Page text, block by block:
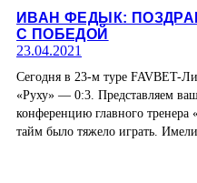
ИВАН ФЕДЫК:
С ПОБЕДОЙ
23.04.2021
Сегодня в 23-м туре FAVBET-
«Руху» — 0:3. Представляем
конференцию главного
тайм было тяжело играть.